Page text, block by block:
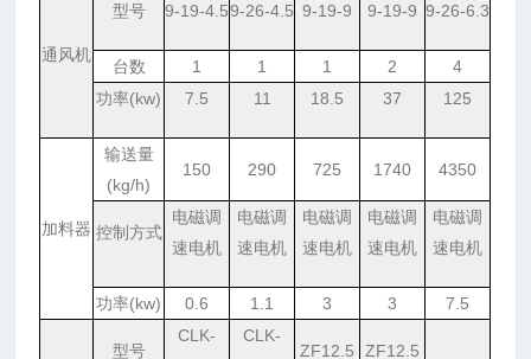
通风机
型号 9-19-4.59-26-4.5 9-19-9 9-19-9 9-26-6.3
台数 1 1 1 2
4
功率(kw) 7.5 11 18.5 37 125
加料器
输送量
(kg/h)
150 290 725 1740 4350
控制方式
电磁调
速电机
电磁调
速电机
电磁调
速电机
电磁调
速电机
电磁调
速电机
功率(kw) 0.6 1.1 3 3 7.5
型号
CLK-
CLK-
ZF12.5 ZF12.5